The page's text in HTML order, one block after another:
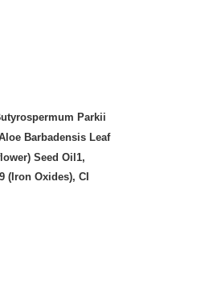
Parkii
Barbadensis Leaf
Seed Oil1,
(Iron Oxides), CI